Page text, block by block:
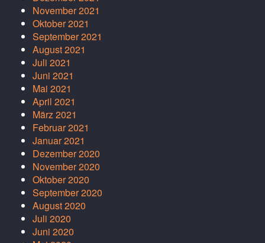
November 2021
Oktober 2021
September 2021
August 2021
Juli 2021
Juni 2021
Mai 2021
April 2021
März 2021
Februar 2021
Januar 2021
Dezember 2020
November 2020
Oktober 2020
September 2020
August 2020
Juli 2020
Juni 2020